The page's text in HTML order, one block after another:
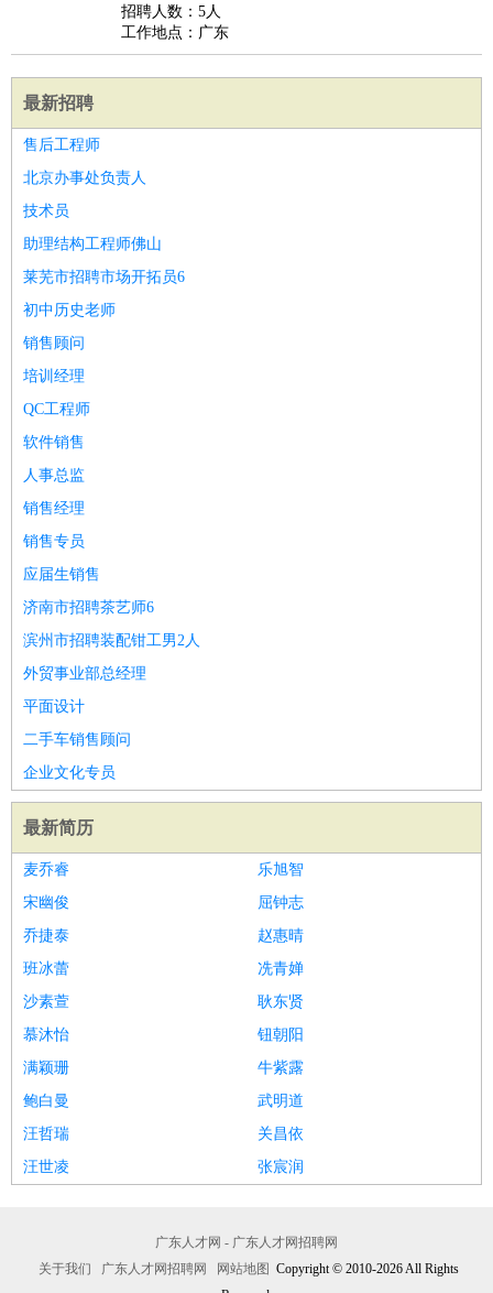
招聘人数：5人
工作地点：广东
最新招聘
售后工程师
北京办事处负责人
技术员
助理结构工程师佛山
莱芜市招聘市场开拓员6
初中历史老师
销售顾问
培训经理
QC工程师
软件销售
人事总监
销售经理
销售专员
应届生销售
济南市招聘茶艺师6
滨州市招聘装配钳工男2人
外贸事业部总经理
平面设计
二手车销售顾问
企业文化专员
最新简历
麦乔睿
乐旭智
宋幽俊
屈钟志
乔捷泰
赵惠晴
班冰蕾
冼青婵
沙素萱
耿东贤
慕沐怡
钮朝阳
满颖珊
牛紫露
鲍白曼
武明道
汪哲瑞
关昌依
汪世凌
张宸润
广东人才网 - 广东人才网招聘网
关于我们
广东人才网招聘网 网站地图 Copyright © 2010-2026 All Rights